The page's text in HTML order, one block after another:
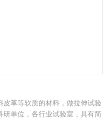
革等软质的材料，做拉伸试验
研单位，各行业试验室，具有简